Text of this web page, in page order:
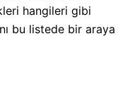
hangileri gibi
bu listede bir araya